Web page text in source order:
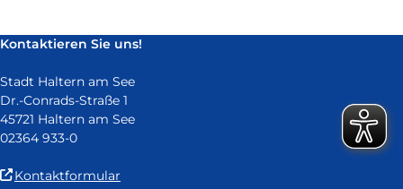
Kontaktieren Sie uns!
Stadt Haltern am See
Dr.-Conrads-Straße 1
45721 Haltern am See
02364 933-0
Kontaktformular